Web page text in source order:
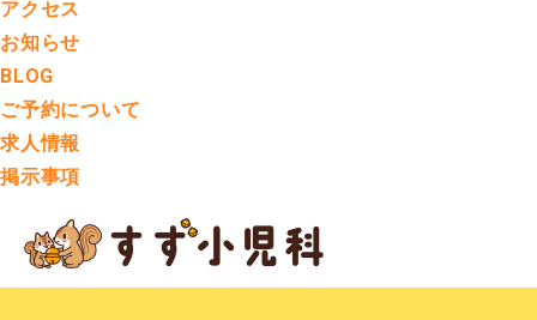
アクセス
お知らせ
BLOG
ご予約について
求人情報
掲示事項